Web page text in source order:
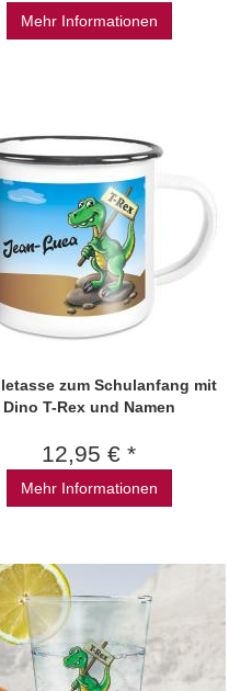
Mehr Informationen
zum Schulanfang mit
Dino T-Rex und Namen
12,95 € *
Mehr Informationen